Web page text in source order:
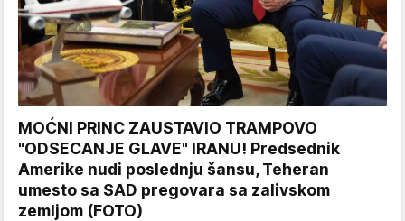
MOĆNI PRINC ZAUSTAVIO TRAMPOVO
"ODSECANJE GLAVE" IRANU! Predsednik
Amerike nudi poslednju šansu, Teheran
umesto sa SAD pregovara sa zalivskom
zemljom (FOTO)